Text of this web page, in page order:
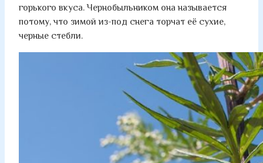
горького вкуса. Чернобыльником она называется
потому, что зимой из-под снега торчат её сухие,
черные стебли.